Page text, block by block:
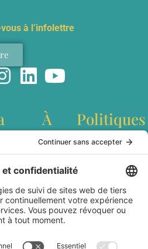
à l’infolettre
À
propos
Marianne
Lefebvre?
Livre Dans les
cuisines du
Partenaires
Politiques
Politique de
confidentialité
Conditions
d'utilisation
Livraison et
Politique de